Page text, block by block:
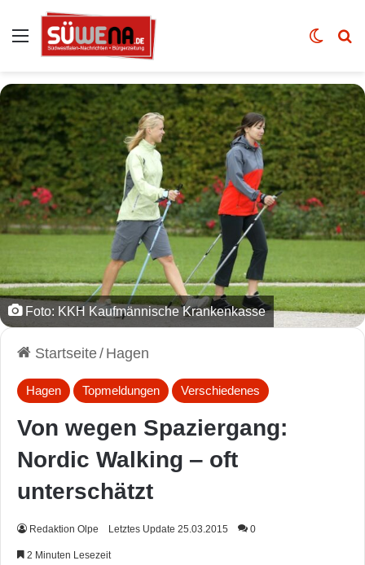
Auswahl Skin
Foto: KKH Kaufmännische Krankenkasse
Startseite/ Hagen
Hagen Topmeldungen Verschiedenes
Von wegen Spaziergang:
Nordic Walking ‒ oft
unterschätzt
Redaktion Olpe Letztes Update 25.03.2015 0
2 Minuten Lesezeit